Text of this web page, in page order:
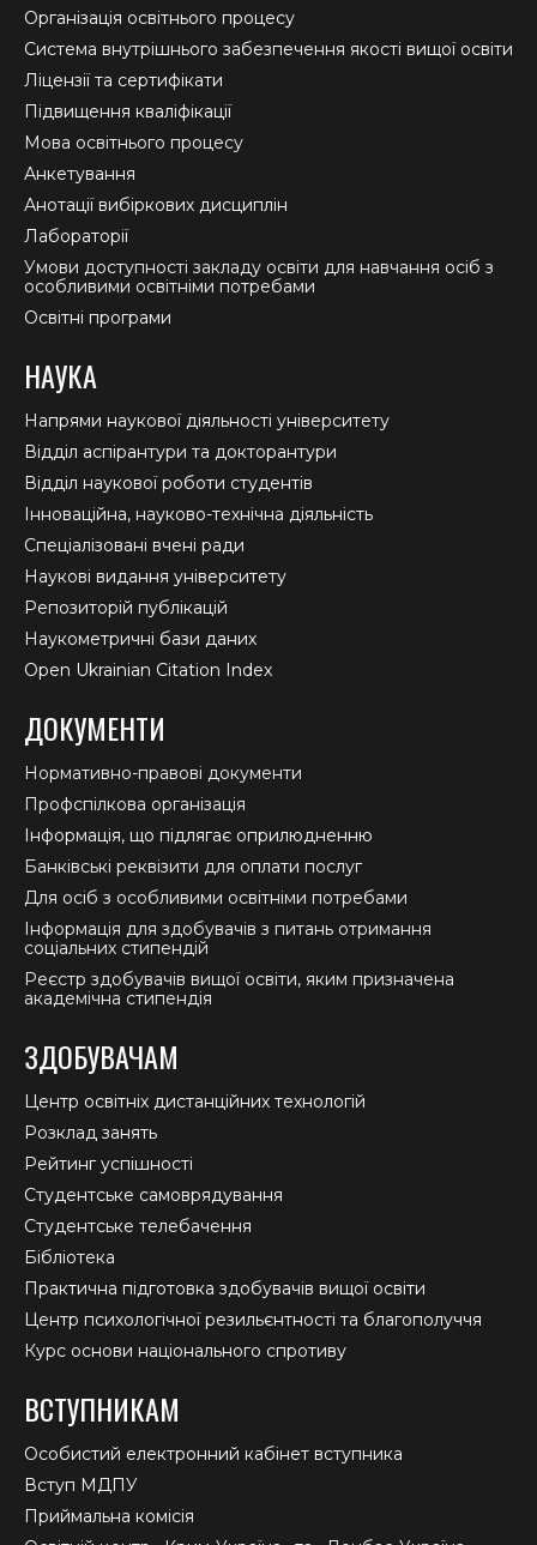
in
new
window
in
new
window
in
new
window
Організація освітнього процесу
Система внутрішнього забезпечення якості вищої освіти
Ліцензії та сертифікати
Підвищення кваліфікації
Мова освітнього процесу
Анкетування
Анотації вибіркових дисциплін
Лабораторії
Умови доступності закладу освіти для навчання осіб з
особливими освітніми потребами
Освітні програми
НАУКА
Напрями наукової діяльності університету
Відділ аспірантури та докторантури
Відділ наукової роботи студентів
Інноваційна, науково-технічна діяльність
Спеціалізовані вчені ради
Наукові видання університету
Репозиторій публікацій
Наукометричні бази даних
Open Ukrainian Citation Index
ДОКУМЕНТИ
Нормативно-правові документи
Профспілкова організація
Інформація, що підлягає оприлюдненню
Банківські реквізити для оплати послуг
Для осіб з особливими освітніми потребами
Інформація для здобувачів з питань отримання
соціальних стипендій
Реєстр здобувачів вищої освіти, яким призначена
академічна стипендія
ЗДОБУВАЧАМ
Центр освітніх дистанційних технологій
Розклад занять
Рейтинг успішності
Студентське самоврядування
Студентське телебачення
Бібліотека
Практична підготовка здобувачів вищої освіти
Центр психологічної резильєнтності та благополуччя
Курс основи національного спротиву
ВСТУПНИКАМ
Особистий електронний кабінет вступника
Вступ МДПУ
Приймальна комісія